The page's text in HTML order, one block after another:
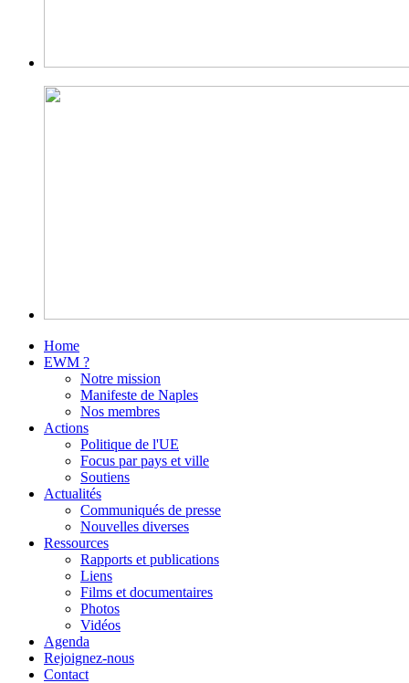
Home
EWM ?
Notre mission
Manifeste de Naples
Nos membres
Actions
Politique de l'UE
Focus par pays et ville
Soutiens
Actualités
Communiqués de presse
Nouvelles diverses
Ressources
Rapports et publications
Liens
Films et documentaires
Photos
Vidéos
Agenda
Rejoignez-nous
Contact